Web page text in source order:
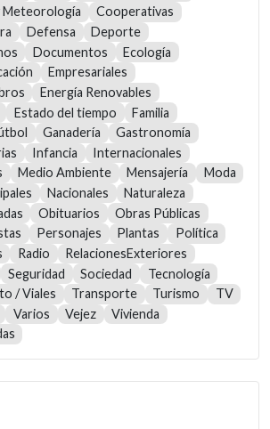
Meteorología
Cooperativas
Defensa
Deporte
Documentos
Ecología
Empresariales
Energía Renovables
Estado del tiempo
Familia
Ganadería
Gastronomía
Infancia
Internacionales
Medio Ambiente Mensajería
Moda
Nacionales
Naturaleza
Obituarios
Obras Públicas
Personajes Plantas
Política
Radio
RelacionesExteriores
Seguridad Sociedad
Tecnología
/ Viales Transporte Turismo
TV
Varios Vejez
Vivienda